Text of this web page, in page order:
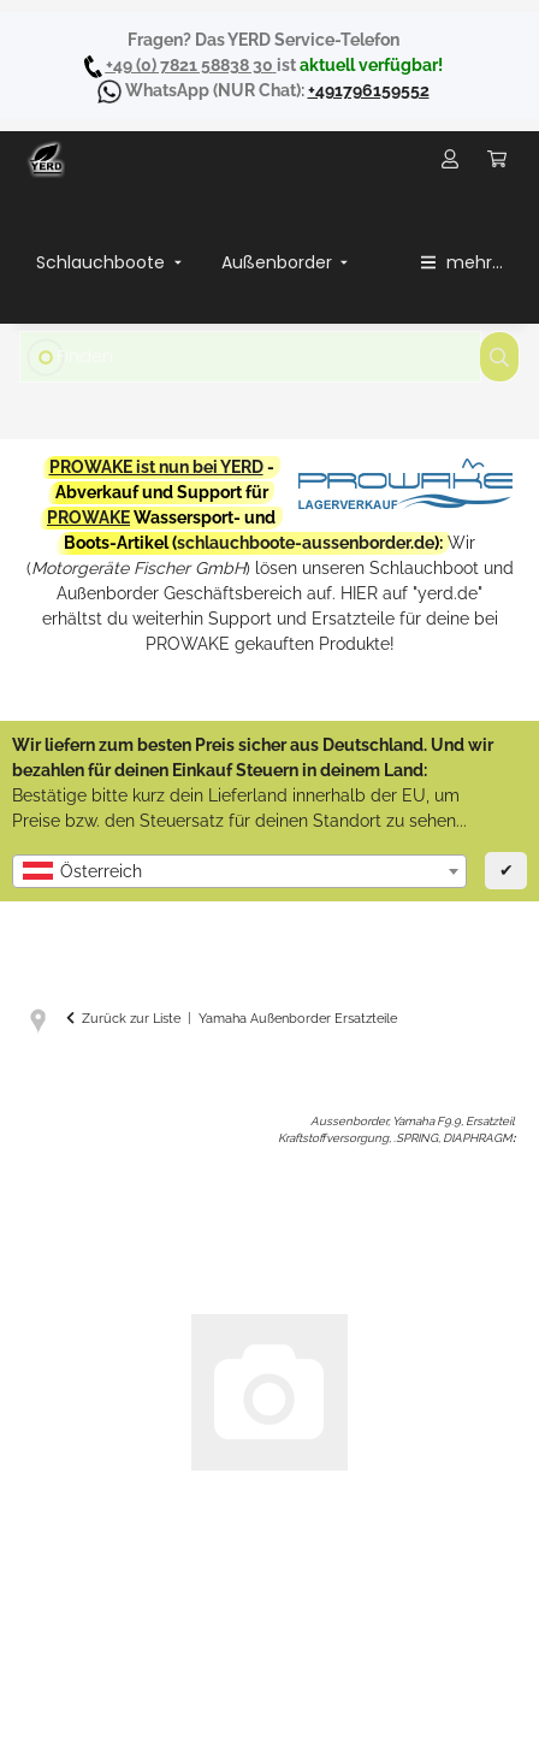
Fragen? Das YERD Service-Telefon
+49 (0) 7821 58838 30 istaktuell verfügbar!
WhatsApp(NUR Chat):+491796159552
Schlauchboote Außenborder mehr...
PROWAKE ist nun bei YERD-
Abverkauf und Support für
PROWAKEWassersport- und
Boots-Artikel (schlauchboote-aussenborder.de): Wir
(Motorgeräte Fischer GmbH) lösen unseren Schlauchboot und
Außenborder Geschäftsbereich auf. HIER auf "yerd.de"
erhältst du weiterhin Support und Ersatzteile für deine bei
PROWAKE gekauften Produkte!
Wir liefern zum besten Preis sicher aus Deutschland. Und wir
bezahlen für deinen Einkauf Steuern in deinem Land:
Bestätige bitte kurz dein Lieferland innerhalb der EU, um
Preise bzw. den Steuersatz für deinen Standort zu sehen...
Österreich ✔
Zurück zur Liste Yamaha Außenborder Ersatzteile
Aussenborder, Yamaha F9.9, Ersatzteil
Kraftstoffversorgung, .SPRING, DIAPHRAGM: